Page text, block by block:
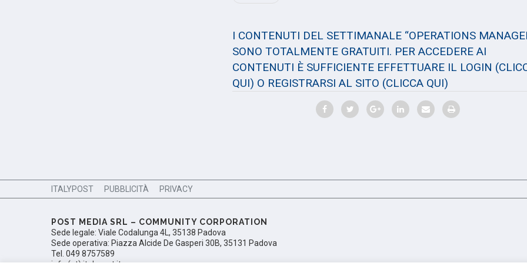
I CONTENUTI DEL SETTIMANALE “OPERATIONS
SONO TOTALMENTE GRATUITI. PER ACCEDERE AI
CONTENUTI È SUFFICIENTE EFFETTUARE IL LOGIN
QUI) O REGISTRARSI AL SITO (CLICCA QUI)
ITALYPOST PUBBLICITÀ PRIVACY
POST MEDIA SRL – COMMUNITY CORPORATION
Sede legale: Viale Codalunga 4L, 35138 Padova
Sede operativa: Piazza Alcide De Gasperi 30B, 35131 Padova
Tel. 049 8757589